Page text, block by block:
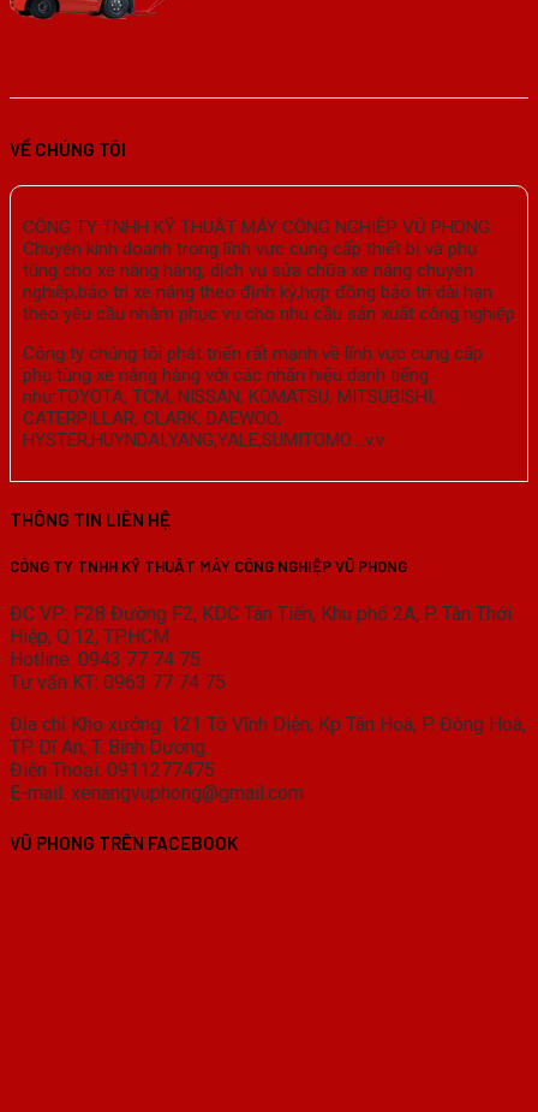
VỀ CHÚNG TÔI
CÔNG TY TNHH KỸ THUẬT MÁY CÔNG NGHIỆP VŨ PHONG
Chuyên kinh doanh trong lĩnh vực cung cấp thiết bị và phụ
tùng cho xe nâng hàng, dịch vụ sửa chữa xe nâng chuyên
nghiệp,bảo trì xe nâng theo định kỳ,hợp đồng bảo trì dài hạn
theo yêu cầu nhằm phục vụ cho nhu cầu sản xuất công nghiệp
Công ty chúng tôi phát triển rất mạnh về lĩnh vực cung cấp
phụ tùng xe nâng hàng với các nhãn hiệu danh tiếng
như:TOYOTA, TCM, NISSAN, KOMATSU, MITSUBISHI,
CATERPILLAR, CLARK, DAEWOO,
HYSTER,HUYNDAI,YANG,YALE,SUMITOMO….v.v
THÔNG TIN LIÊN HỆ
CÔNG TY TNHH KỸ THUẬT MÁY CÔNG NGHIỆP VŨ PHONG
ĐC VP: F28 Đường F2, KDC Tân Tiến, Khu phố 2A, P. Tân Thới
Hiệp, Q.12, TP.HCM
Hotline: 0943 77 74 75
Tư vấn KT: 0963 77 74 75
Địa chỉ Kho xưởng: 121 Tô Vĩnh Diện, Kp Tân Hoà, P. Đông Hoà,
TP. Dĩ An, T. Bình Dương.
Điện Thoại: 0911277475
E-mail: xenangvuphong@gmail.com
VŨ PHONG TRÊN FACEBOOK